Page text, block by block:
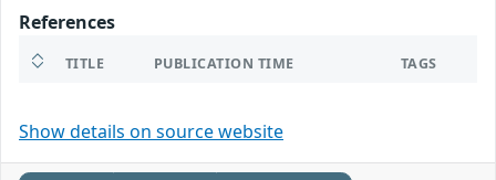
References
TITLE PUBLICATION TIME TAGS
Show details on source website